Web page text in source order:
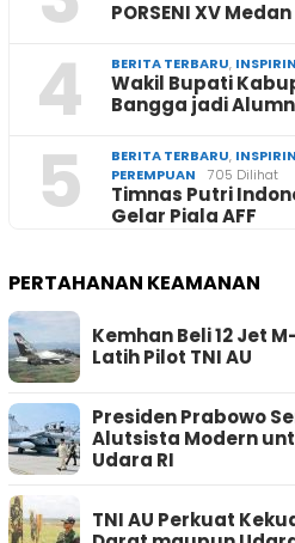
PORSENI XV Medan
4 BERITA TERBARU,
Wakil Bupati
Bangga jadi
5 BERITA TERBARU,
PEREMPUAN
705 Dilihat
Timnas Putri
Gelar Piala AFF
PERTAHANAN KEAMANAN
Kemhan Beli 12 Jet
Latih Pilot TNI AU
Presiden Prabowo
Alutsista Modern
Udara RI
TNI AU Perkuat